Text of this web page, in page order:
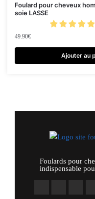
Foulard pour cheveux
soie LASSE
49.90€
Ajouter au
Foulards pour
indispensable